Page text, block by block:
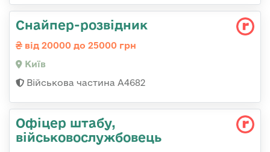
Снайпер-розвідник
від 20000 до 25000 грн
Київ
Військова частина А4682
Офіцер штабу,
військовослужбовець